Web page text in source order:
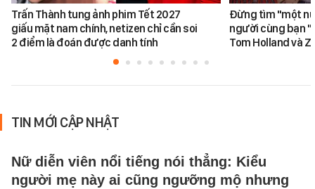
Trấn Thành tung ảnh phim Tết 2027
giấu mặt nam chính, netizen chỉ cần soi
2 điểm là đoán được danh tính
Đừng tìm "một
người cùng bạn
Tom Holland và
TIN MỚI CẬP NHẬT
Nữ diễn viên nổi tiếng nói thẳng: Kiểu
người mẹ này ai cũng ngưỡng mộ nhưng